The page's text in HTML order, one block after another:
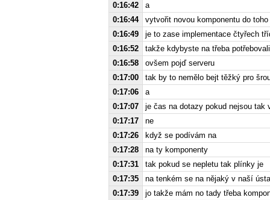
0:16:42
a
0:16:44
vytvořit novou komponentu do
0:16:49
je to zase implementace čtyřech
0:16:52
takže kdybyste na třeba
0:16:58
ovšem pojď serveru
0:17:00
tak by to nemělo bejt těžký pro
0:17:06
a
0:17:07
je čas na dotazy pokud nejsou tak
0:17:17
ne
0:17:26
když se podívám na
0:17:28
na ty komponenty
0:17:31
tak pokud se nepletu tak plínky je
0:17:35
na tenkém se na nějaký v naší
0:17:39
jo takže mám no tady třeba